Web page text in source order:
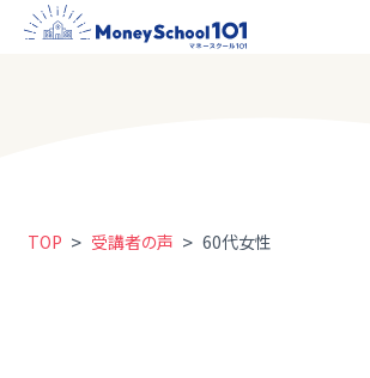
TOP > 受講者の声 > 60代女性